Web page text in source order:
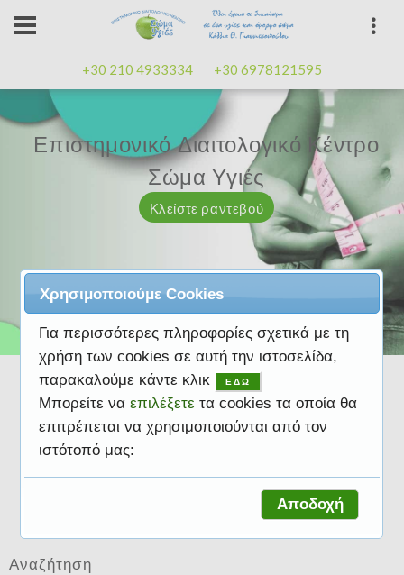
+30 210 4933334 +30 6978121595
Επαγγελματισμός, εμπειρίακαλή
διάθεση
Κλείστε ραντεβού
Επιστημονικό Διαιτολογικό Κέντρο
Σώμα Υγιές
Κλείστε ραντεβού
Μαζί μας μπορείτε
Κλείστε ραντεβού
Επαγγελματισμός, εμπειρίακαλή
διάθεση
Κλείστε ραντεβού
Επιστημονικό Διαιτολογικό Κέντρο
Σώμα Υγιές
Κλείστε ραντεβού
Αναζήτηση
Χρησιμοποιούμε Cookies
Για περισσότερες πληροφορίες σχετικά με τη
χρήση των cookies σε αυτή την ιστοσελίδα,
παρακαλούμε κάντε κλικ
ΕΔΩ
Μπορείτε να επιλέξετε τα cookies τα οποία θα
επιτρέπεται να χρησιμοποιούνται από τον
ιστότοπό μας:
Αποδοχή